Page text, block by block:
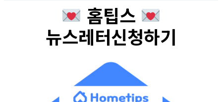
홈팁스
뉴스레터신청하기